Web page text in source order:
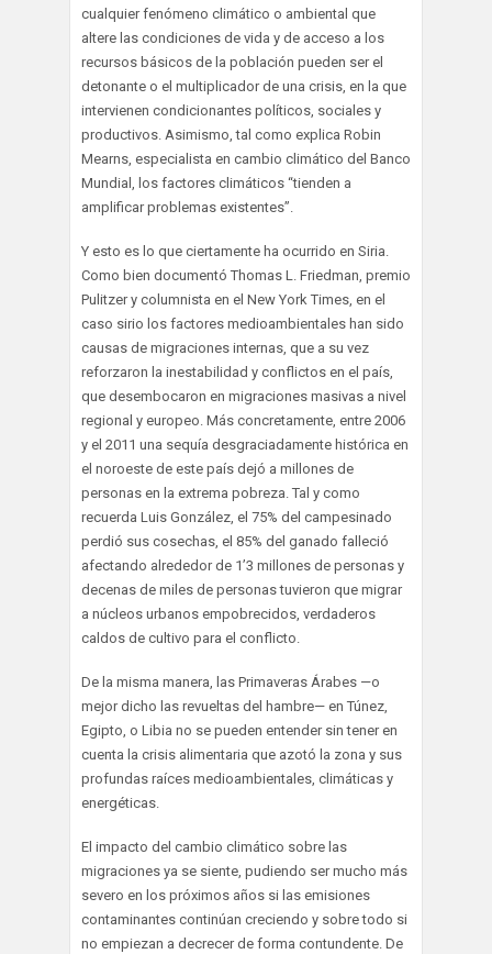
cualquier fenómeno climático o ambiental que
altere las condiciones de vida y de acceso a los
recursos básicos de la población pueden ser el
detonante o el multiplicador de una crisis, en la que
intervienen condicionantes políticos, sociales y
productivos. Asimismo, tal como explica Robin
Mearns, especialista en cambio climático del Banco
Mundial, los factores climáticos “tienden a
amplificar problemas existentes”.
Y esto es lo que ciertamente ha ocurrido en Siria.
Como bien documentó Thomas L. Friedman, premio
Pulitzer y columnista en el New York Times, en el
caso sirio los factores medioambientales han sido
causas de migraciones internas, que a su vez
reforzaron la inestabilidad y conflictos en el país,
que desembocaron en migraciones masivas a nivel
regional y europeo. Más concretamente, entre 2006
y el 2011 una sequía desgraciadamente histórica en
el noroeste de este país dejó a millones de
personas en la extrema pobreza. Tal y como
recuerda Luis González, el 75% del campesinado
perdió sus cosechas, el 85% del ganado falleció
afectando alrededor de 1’3 millones de personas y
decenas de miles de personas tuvieron que migrar
a núcleos urbanos empobrecidos, verdaderos
caldos de cultivo para el conflicto.
De la misma manera, las Primaveras Árabes —o
mejor dicho las revueltas del hambre— en Túnez,
Egipto, o Libia no se pueden entender sin tener en
cuenta la crisis alimentaria que azotó la zona y sus
profundas raíces medioambientales, climáticas y
energéticas.
El impacto del cambio climático sobre las
migraciones ya se siente, pudiendo ser mucho más
severo en los próximos años si las emisiones
contaminantes continúan creciendo y sobre todo si
no empiezan a decrecer de forma contundente. De